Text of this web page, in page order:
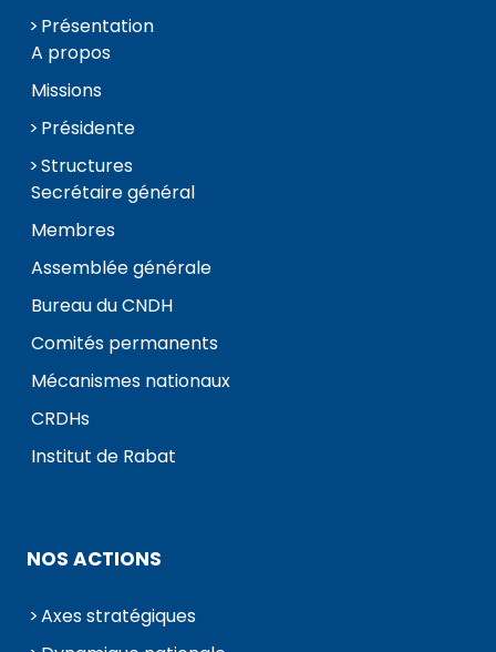
Présentation
A propos
Missions
Présidente
Structures
Secrétaire général
Membres
Assemblée générale
Bureau du CNDH
Comités permanents
Mécanismes nationaux
CRDHs
Institut de Rabat
NOS ACTIONS
Axes stratégiques